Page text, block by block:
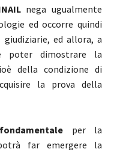
nega ugualmente
ed occorre quindi
ed allora, a
poter dimostrare la
della condizione di
la prova della
fondamentale per la
far emergere la